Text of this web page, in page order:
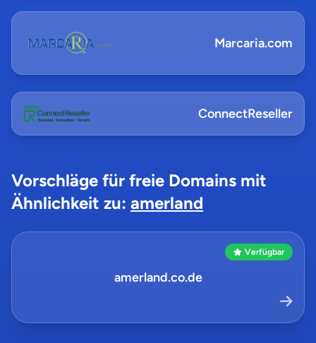
Marcaria.com
ConnectReseller
Vorschläge für freie Domains mit
Ähnlichkeit zu: amerland
Verfügbar
amerland.co.de